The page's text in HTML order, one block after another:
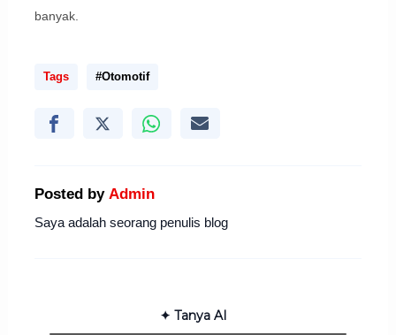
banyak.
Tags #Otomotif
Posted by Admin
Saya adalah seorang penulis blog
✦ Tanya AI